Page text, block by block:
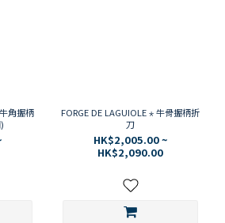
角握柄
FORGE DE LAGUIOLE ⋆ 牛骨握柄折
刀
HK$2,005.00 ~
HK$2,090.00